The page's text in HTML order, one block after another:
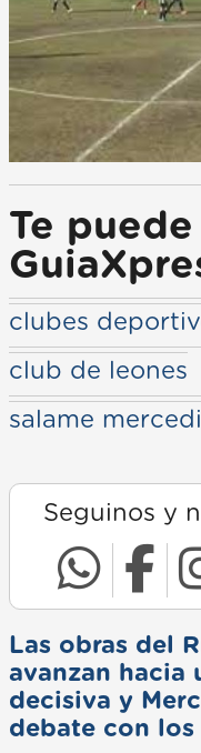
Te
clubes
club de leones
salame
Seguinos y
Las obras del
avanzan hacia
decisiva y
debate con los